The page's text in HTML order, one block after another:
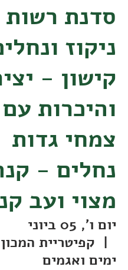
סדנת רשות
ניקוז
קישון -
והיכרות עם
צמחי גדות
נחלים -
מצוי ועב
יום ו׳, 05 ביוני
  |
קפיטריית
ימים ואגמים